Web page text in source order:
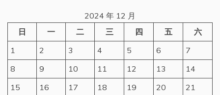
2024 年 12 月
日
一 二 三 四 五
六
1
2 3 4 5 6
7
8
9 10 11 12 13
14
15
16 17 18 19 20
21